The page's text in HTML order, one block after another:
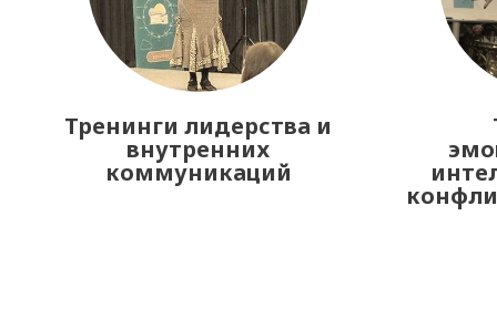
Тренинги лидерства и
внутренних
коммуникаций